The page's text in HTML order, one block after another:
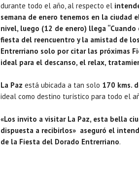
durante todo el año, al respecto el
semana de enero tenemos en la
nivel, luego (12 de enero) llega
fiesta del reencuentro y la amistad de
Entrerriano solo por citar las próximas
ideal para el descanso, el relax,
La Paz está ubicada a tan solo 170 kms.
ideal como destino turístico para todo el
«Los invito a visitar La Paz, esta bella
dispuesta a recibirlos» aseguró el
de la Fiesta del Dorado Entrerriano.